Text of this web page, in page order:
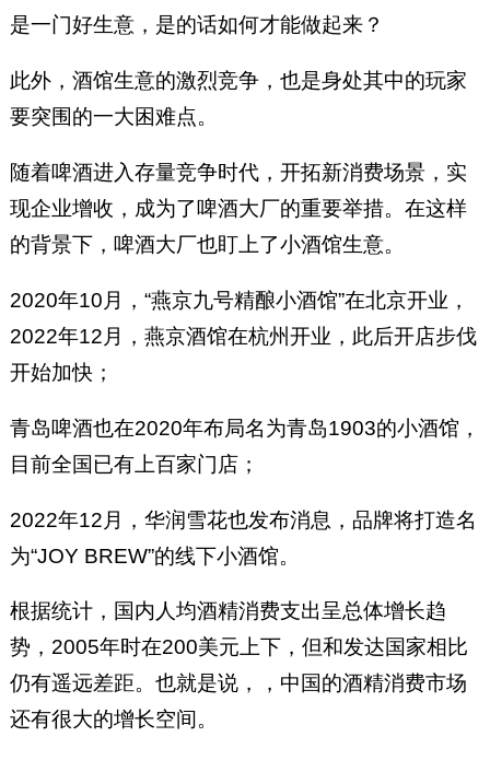
是一门好生意，是的话如何才能做起来？
此外，酒馆生意的激烈竞争，也是身处其中的玩家
要突围的一大困难点。
随着啤酒进入存量竞争时代，开拓新消费场景，实
现企业增收，成为了啤酒大厂的重要举措。在这样
的背景下，啤酒大厂也盯上了小酒馆生意。
2020年10月，“燕京九号精酿小酒馆”在北京开业，
2022年12月，燕京酒馆在杭州开业，此后开店步伐
开始加快；
青岛啤酒也在2020年布局名为青岛1903的小酒馆，
目前全国已有上百家门店；
2022年12月，华润雪花也发布消息，品牌将打造名
为“JOY BREW”的线下小酒馆。
根据统计，国内人均酒精消费支出呈总体增长趋
势，2005年时在200美元上下，但和发达国家相比
仍有遥远差距。也就是说，，中国的酒精消费市场
还有很大的增长空间。